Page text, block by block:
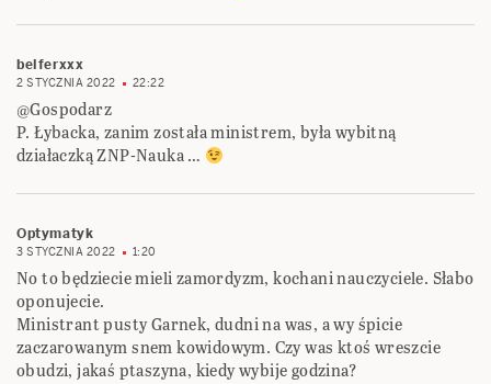
belferxxx
2 STYCZNIA 2022 22:22
@Gospodarz
P. Łybacka, zanim została ministrem, była wybitną
działaczką ZNP-Nauka …
Optymatyk
3 STYCZNIA 2022 1:20
No to będziecie mieli zamordyzm, kochani nauczyciele. Słabo
oponujecie.
Ministrant pusty Garnek, dudni na was, a wy śpicie
zaczarowanym snem kowidowym. Czy was ktoś wreszcie
obudzi, jakaś ptaszyna, kiedy wybije godzina?